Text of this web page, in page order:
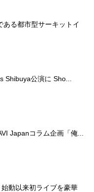
ある都市型サーキットイ
Shibuya公演に Sho...
Japanコラム企画「俺...
始動以来初ライブを豪華